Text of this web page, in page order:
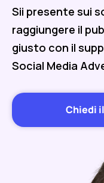
Sii presente sui
raggiungere il
giusto con il
Social Media
Chiedi